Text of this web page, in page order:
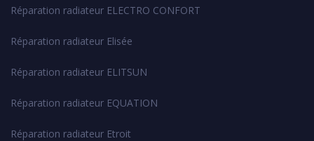
Réparation radiateur ELECTRO CONFORT
Réparation radiateur Elisée
Réparation radiateur ELITSUN
Réparation radiateur EQUATION
Réparation radiateur Etroit